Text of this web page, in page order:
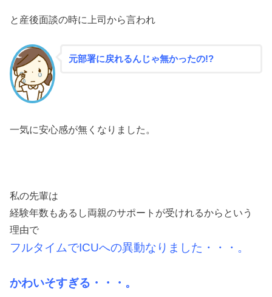
と産後面談の時に上司から言われ
元部署に戻れるんじゃ無かったの!?
一気に安心感が無くなりました。
私の先輩は
経験年数もあるし両親のサポートが受けれるからという
理由で
フルタイムでICUへの異動なりました・・・。
かわいそすぎる・・・。